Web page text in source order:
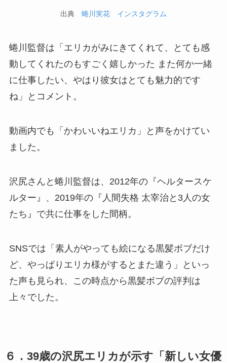
出典 蜷川実花 インスタグラム
蜷川監督は「エリカがみにきてくれて、とても感
動してくれたのもすごく嬉しかった また何か一緒
に仕事したい、やはり彼女はとても魅力的です
ね」とコメント。
動画内でも「かわいいねエリカ」と声をかけてい
ました。
沢尻さんと蜷川監督は、2012年の『ヘルタースケ
ルター』、2019年の『人間失格 太宰治と3人の女
たち』で共に仕事をした間柄。
SNSでは「素人がやっても絵になる黒髪ボブだけ
ど、やっぱりエリカ様がするとまた違う」といっ
た声も見られ、この時点から黒髪ボブの評判は
上々でした。
６．39歳の沢尻エリカが示す「新しい女優